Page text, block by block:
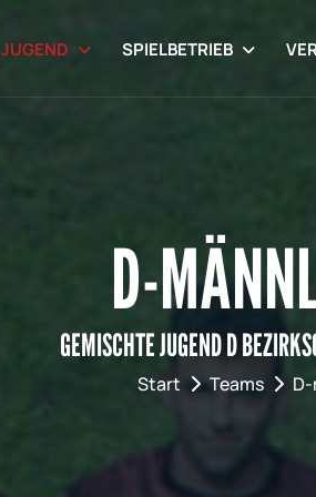
JUGEND SPIELBETRIEB
D-
GEMISCHTE JUGEND D
Start Teams